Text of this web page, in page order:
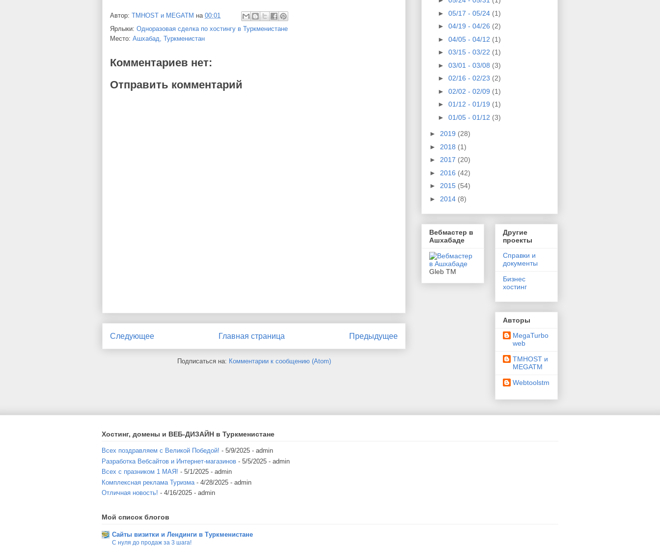
Автор: TMHOST и MEGATM на 00:01
Ярлыки: Одноразовая сделка по хостингу в Туркменистане
Место: Ашхабад, Туркменистан
Комментариев нет:
Отправить комментарий
Следующее Предыдущее
Главная страница
Подписаться на: Комментарии к сообщению (Atom)
► 05/17 - 05/24 (1)
► 04/19 - 04/26 (2)
► 04/05 - 04/12 (1)
► 03/15 - 03/22 (1)
► 03/01 - 03/08 (3)
► 02/16 - 02/23 (2)
► 02/02 - 02/09 (1)
► 01/12 - 01/19 (1)
► 01/05 - 01/12 (3)
► 2019 (28)
► 2018 (1)
► 2017 (20)
► 2016 (42)
► 2015 (54)
► 2014 (8)
Вебмастер в
Ашхабаде
Gleb TM
Другие
проекты
Справки и
документы
Бизнес
хостинг
Авторы
MegaTurbo
web
TMHOST и
MEGATM
Webtoolstm
Хостинг, домены и ВЕБ-ДИЗАЙН в Туркменистане
Всех поздравляем с Великой Победой! - 5/9/2025 - admin
Разработка Вебсайтов и Интернет-магазинов - 5/5/2025 - admin
Всех с празником 1 МАЯ! - 5/1/2025 - admin
Комплексная реклама Туризма - 4/28/2025 - admin
Отличная новость! - 4/16/2025 - admin
Мой список блогов
Сайты визитки и Лендинги в Туркменистане
С нуля до продаж за 3 шага!